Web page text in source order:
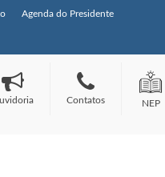
Agenda do Presidente
Contatos NEP